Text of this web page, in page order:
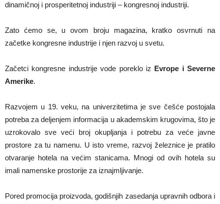
dinamičnoj i prosperitetnoj industriji – kongresnoj industriji.
Zato ćemo se, u ovom broju magazina, kratko osvrnuti na
začetke kongresne industrije i njen razvoj u svetu.
Začetci kongresne industrije vode poreklo iz Evrope i Severne
Amerike.
Razvojem u 19. veku, na univerzitetima je sve češće postojala
potreba za deljenjem informacija u akademskim krugovima, što je
uzrokovalo sve veći broj okupljanja i potrebu za veće javne
prostore za tu namenu. U isto vreme, razvoj železnice je pratilo
otvaranje hotela na većim stanicama. Mnogi od ovih hotela su
imali namenske prostorije za iznajmljivanje.
Pored promocija proizvoda, godišnjih zasedanja upravnih odbora i